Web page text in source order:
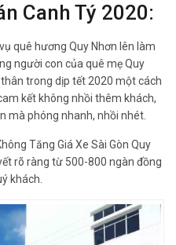
Canh Tý 2020:
quê hương Quy Nhơn lên làm
người con của quê mẹ Quy
trong dịp tết 2020 một cách
kết không nhồi thêm khách,
mà phóng nhanh, nhồi nhét.
Tăng Giá Xe Sài Gòn Quy
rõ ràng từ 500-800 ngàn đồng
khách.